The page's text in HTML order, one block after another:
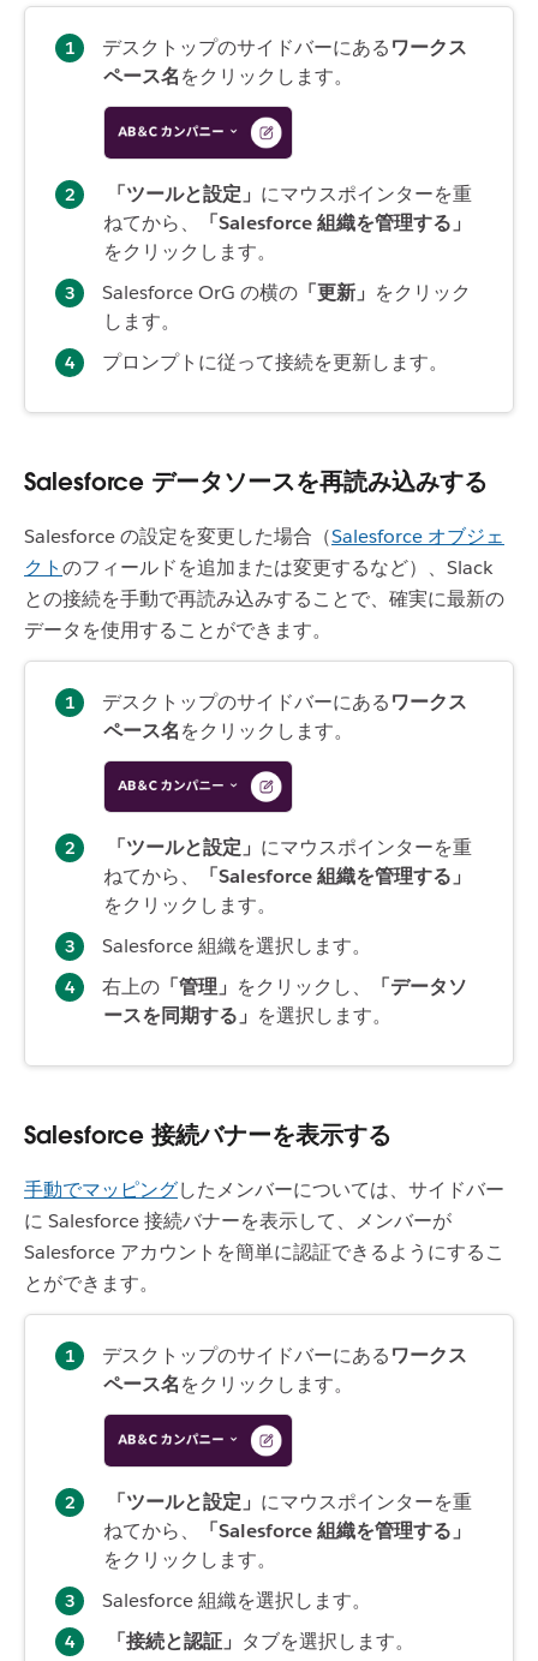
デスクトップのサイドバーにあるワークス
ペース名をクリックします。
「ツールと設定」 にマウスポインターを重
ねてから、
「Salesforce 組織を管理する」
をクリックします。
Salesforce OrG の横の 「更新」 をクリック
します。
プロンプトに従って接続を更新します。
Salesforce データソースを再読み込みする
Salesforce の設定を変更した場合（Salesforce オブジェ
クトのフィールドを追加または変更するなど）、Slack
との接続を手動で再読み込みすることで、確実に最新の
データを使用することができます。
デスクトップのサイドバーにあるワークス
ペース名をクリックします。
「ツールと設定」 にマウスポインターを重
ねてから、
「Salesforce 組織を管理する」
をクリックします。
Salesforce 組織を選択します。
右上の 「管理」 をクリックし、
「データソ
ースを同期する」 を選択します。
Salesforce 接続バナーを表示する
手動でマッピングしたメンバーについては、サイドバー
に Salesforce 接続バナーを表示して、メンバーが
Salesforce アカウントを簡単に認証できるようにするこ
とができます。
デスクトップのサイドバーにあるワークス
ペース名をクリックします。
「ツールと設定」 にマウスポインターを重
ねてから、
「Salesforce 組織を管理する」
をクリックします。
Salesforce 組織を選択します。
「接続と認証」 タブを選択します。